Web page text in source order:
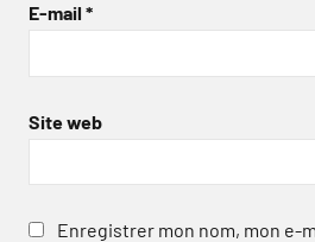
E-mail *
Site web
Enregistrer mon nom, mon e-